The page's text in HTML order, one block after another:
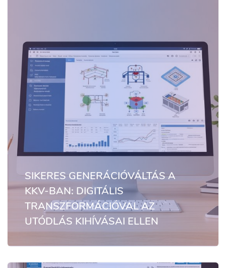
SIKERES GENERÁCIÓVÁLTÁS A
KKV-BAN: DIGITÁLIS
TRANSZFORMÁCIÓVAL AZ
UTÓDLÁS KIHÍVÁSAI ELLEN